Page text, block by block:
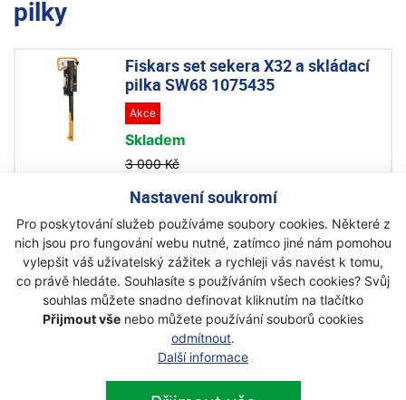
Nastavení soukromí
Pro poskytování služeb používáme soubory cookies. Některé z
nich jsou pro fungování webu nutné, zatímco jiné nám pomohou
vylepšit váš uživatelský zážitek a rychleji vás navést k tomu,
co právě hledáte. Souhlasíte s používáním všech cookies? Svůj
souhlas můžete snadno definovat kliknutím na tlačítko
Přijmout vše nebo můžete používání souborů cookies
odmítnout.
Další informace
pilky
Fiskars set sekera X32 a skládací
pilka SW68 1075435
Akce
Skladem
3 000 Kč
2 299 Kč
Fiskars Pilka zahradní Xtract™
velká SW75 123880
Akce
Skladem
1 255 Kč
920 Kč s DPH